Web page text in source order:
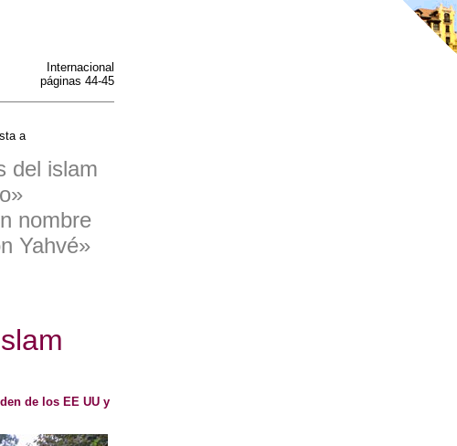
Internacional
páginas 44-45
a
del islam
nombre
Yahvé»
de los EE UU y